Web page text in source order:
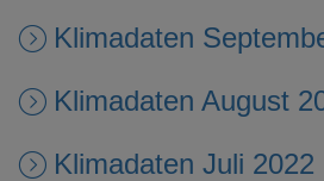
Klimadaten
Klimadaten August
Klimadaten Juli 2022